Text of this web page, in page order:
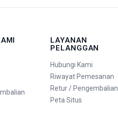
LAYANAN
PELANGGAN
Hubungi Kami
Riwayat Pemesanan
Retur / Pengembalian
Peta Situs